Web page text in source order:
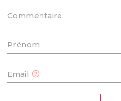
Commentaire
Prénom
Email